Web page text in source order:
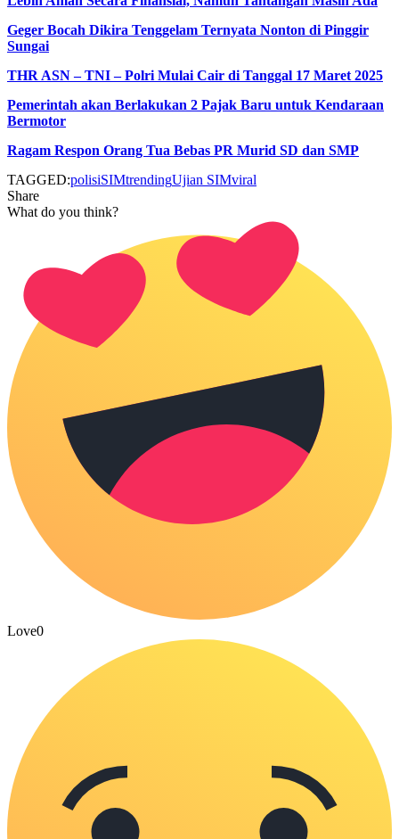
Geger Bocah Dikira Tenggelam Ternyata Nonton di Pinggir
Sungai
THR ASN – TNI – Polri Mulai Cair di Tanggal 17 Maret 2025
Pemerintah akan Berlakukan 2 Pajak Baru untuk Kendaraan
Bermotor
Ragam Respon Orang Tua Bebas PR Murid SD dan SMP
TAGGED:polisiSIMtrendingUjian SIMviral
Share
What do you think?
Love0